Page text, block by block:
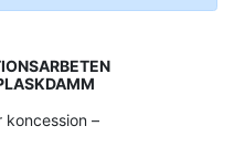
koncession –